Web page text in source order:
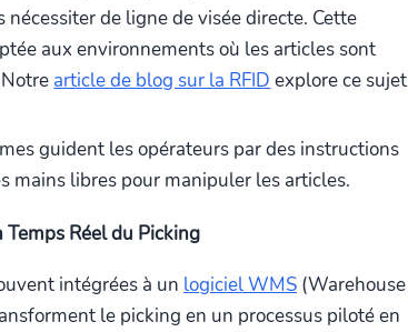
de ligne de visée directe. Cette
aux environnements où les articles sont
article de blog sur la RFID explore ce sujet
guident les opérateurs par des instructions
mains libres pour manipuler les articles.
Réel du Picking
intégrées à un logiciel WMS (Warehouse
le picking en un processus piloté en